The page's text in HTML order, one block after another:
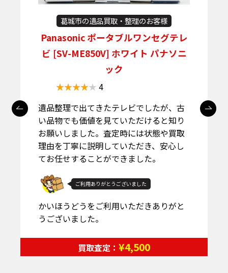
葛城市の遺品買取・整理のお客様
Panasonic ポータブルワンセグテレ
ビ [SV-ME850V] ホワイト パナソニ
ック
4
遺品整理で出てきたテレビでしたが、古
い品物でも価値を見ていただけると知り
お願いしました。査定時には状態や買取
理由を丁寧に説明していただき、安心し
てお任せすることができました。
ご利用ありがとうございました
かいほうどうをご利用いただきありがと
うございました。
買取査定： ¥4,500